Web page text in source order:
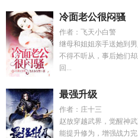
冷面老公很闷骚
作者：飞天小白警
继母和姐姐亲手送她到
不得不听从，事后她们
回...
最强升级
作者：庄十三
赵放穿越武界，觉醒神
能提升修为，增强战力